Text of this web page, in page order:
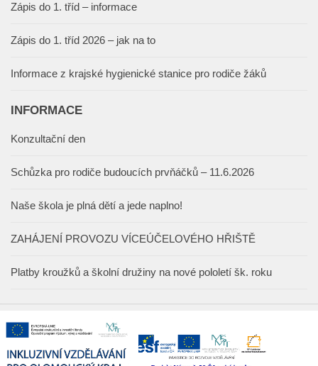
Zápis do 1. tříd – informace
Zápis do 1. tříd 2026 – jak na to
Informace z krajské hygienické stanice pro rodiče žáků
INFORMACE
Konzultační den
Schůzka pro rodiče budoucích prvňáčků – 11.6.2026
Naše škola je plná dětí a jede naplno!
ZAHÁJENÍ PROVOZU VÍCEÚČELOVÉHO HŘIŠTĚ
Platby kroužků a školní družiny na nové pololetí šk. roku